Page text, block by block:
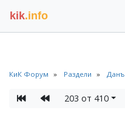
kik.info
КиК Форум Раздели
203 от 410